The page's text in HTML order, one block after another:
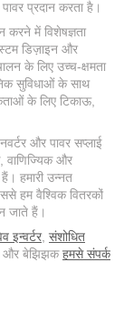
प्रदान करता है।
करने में विशेषज्ञता
डिज़ाइन और
के लिए उच्च-क्षमता
सुविधाओं के साथ
के लिए टिकाऊ,
और पावर सप्लाई
वाणिज्यिक और
हमारी उन्नत
हम वैश्विक वितरकों
जाते हैं।
इन्वर्टर, संशोधित
बेझिझक हमसे संपर्क